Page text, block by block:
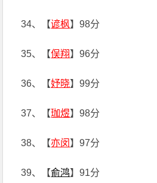
34、【谚枫】98分
35、【俣翔】96分
36、【妤晓】99分
37、【珈煜】98分
38、【亦闵 】97分
39、【俞鸿】91分